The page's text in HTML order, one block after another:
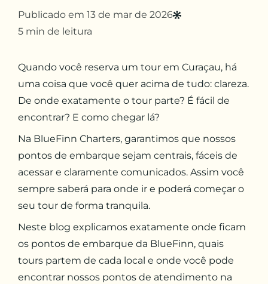
Publicado em 13 de mar de 2026
5 min de leitura
Quando você reserva um tour em Curaçau, há
uma coisa que você quer acima de tudo: clareza.
De onde exatamente o tour parte? É fácil de
encontrar? E como chegar lá?
Na BlueFinn Charters, garantimos que nossos
pontos de embarque sejam centrais, fáceis de
acessar e claramente comunicados. Assim você
sempre saberá para onde ir e poderá começar o
seu tour de forma tranquila.
Neste blog explicamos exatamente onde ficam
os pontos de embarque da BlueFinn, quais
tours partem de cada local e onde você pode
encontrar nossos pontos de atendimento na